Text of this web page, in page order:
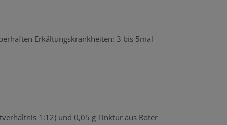
Erkältungskrankheiten: 3 bis 5mal
1:12) und 0,05 g Tinktur aus Roter